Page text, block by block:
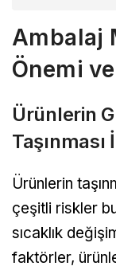
Ambalaj
Önemi
Ürünlerin
Ürünlerin
çeşitli riskler
sıcaklık
faktörler,